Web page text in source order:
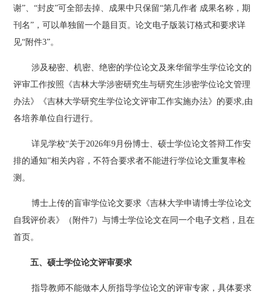
谢” 、“封皮”可全部去掉 成果中只保留“第几作者 成果名称，期
刊名”，可以单独留一个题目页 。论文电子版装订格式和要求详
见“附件3”。
涉及秘密、机密、绝密的学位论文及来华留学生学位论文的
评审工作按照《吉林大学涉密研究生与研究生涉密学位论文管理
办法》《吉林大学研究生学位论文评审工作实施办法》的要求 ,由
各培养单位自行进行。
详见学校“关于2026年9 月份博士、硕士学位论文答辩工作安
排的通知”相关内容，不符合要求者不能进行学位论文重复率检
测。
博士上传的盲审学位论文要求《吉林大学申请博士学位论文
自我评价表》（附件7）与博士学位论文在同一个电子文档，且在
首页。
五、硕士学位论文评审要求
指导教师不能做本人所指导学位论文的评审专家，具体要求